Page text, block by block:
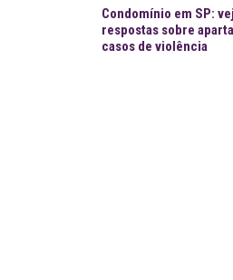
Condomínio em SP:
respostas sobre
casos de violência